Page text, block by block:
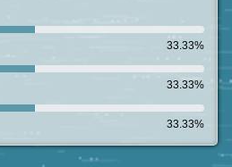
33.33%
33.33%
33.33%